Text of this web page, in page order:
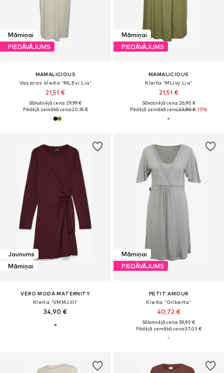
Māmiņai
PIEDĀVĀJUMS
MAMALICIOUS
Vasaras kleita 'MLEvi Lia'
21,51 €
Sākotnējā cena: 29,99 €
Pēdējā zemākā cena:20,18 €
Māmiņai
PIEDĀVĀJUMS
MAMALICIOUS
Kleita 'MLIvy Lia'
21,51 €
Sākotnējā cena: 26,90 €
Pēdējā zemākā cena:23,90 €-10%
Jaunums
Māmiņai
VERO MODA MATERNITY
Kleita 'VMMJilll'
34,90 €
Māmiņai
PIEDĀVĀJUMS
PETIT AMOUR
Kleita 'Gilberta'
40,72 €
Sākotnējā cena: 59,90 €
Pēdējā zemākā cena:37,03 €